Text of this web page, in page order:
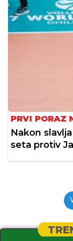
PRVI PORAZ
Nakon
seta protiv